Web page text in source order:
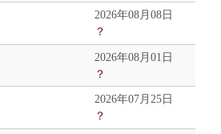
2026年08月08日
？
2026年08月01日
？
2026年07月25日
？